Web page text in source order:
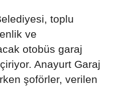
toplu
ve
otobüs garaj
Anayurt Garaj
şoförler, verilen